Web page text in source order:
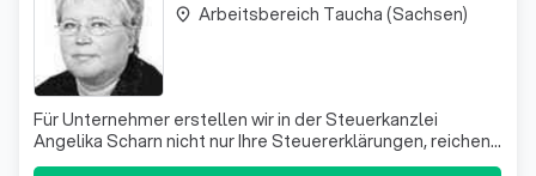
Für Unternehmer erstellen wir in der Steuerkanzlei
Angelika Scharn nicht nur Ihre Steuererklärungen, reichen
Sie beim zuständigen Finanzamt ein und überprüfen alle
place Arbeitsbereich Taucha (Sachsen)